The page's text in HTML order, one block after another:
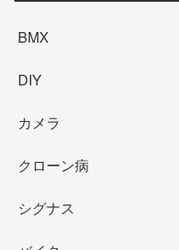
BMX
DIY
カメラ
クローン病
シグナス